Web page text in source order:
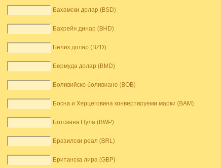
Бахамски долар (BSD)
Бахрейн динар (BHD)
Белиз долар (BZD)
Бермуда долар (BMD)
Боливийско боливиано (BOB)
Босна и Херцеговина конвертируеми марки (BAM)
Ботсвана Пула (BWP)
Бразилски реал (BRL)
Британска лира (GBP)